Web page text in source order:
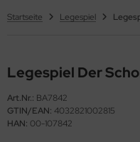
Startseite Legespiel
Legespiel Der
Art.Nr.: BA7842
GTIN/EAN: 4032821002815
HAN: 00-107842
06
07